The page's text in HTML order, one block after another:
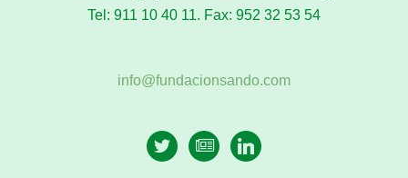
Tel: 911 10 40 11. Fax: 952 32 53 54
info@fundacionsando.com
twitter
newspaper-
linkedin